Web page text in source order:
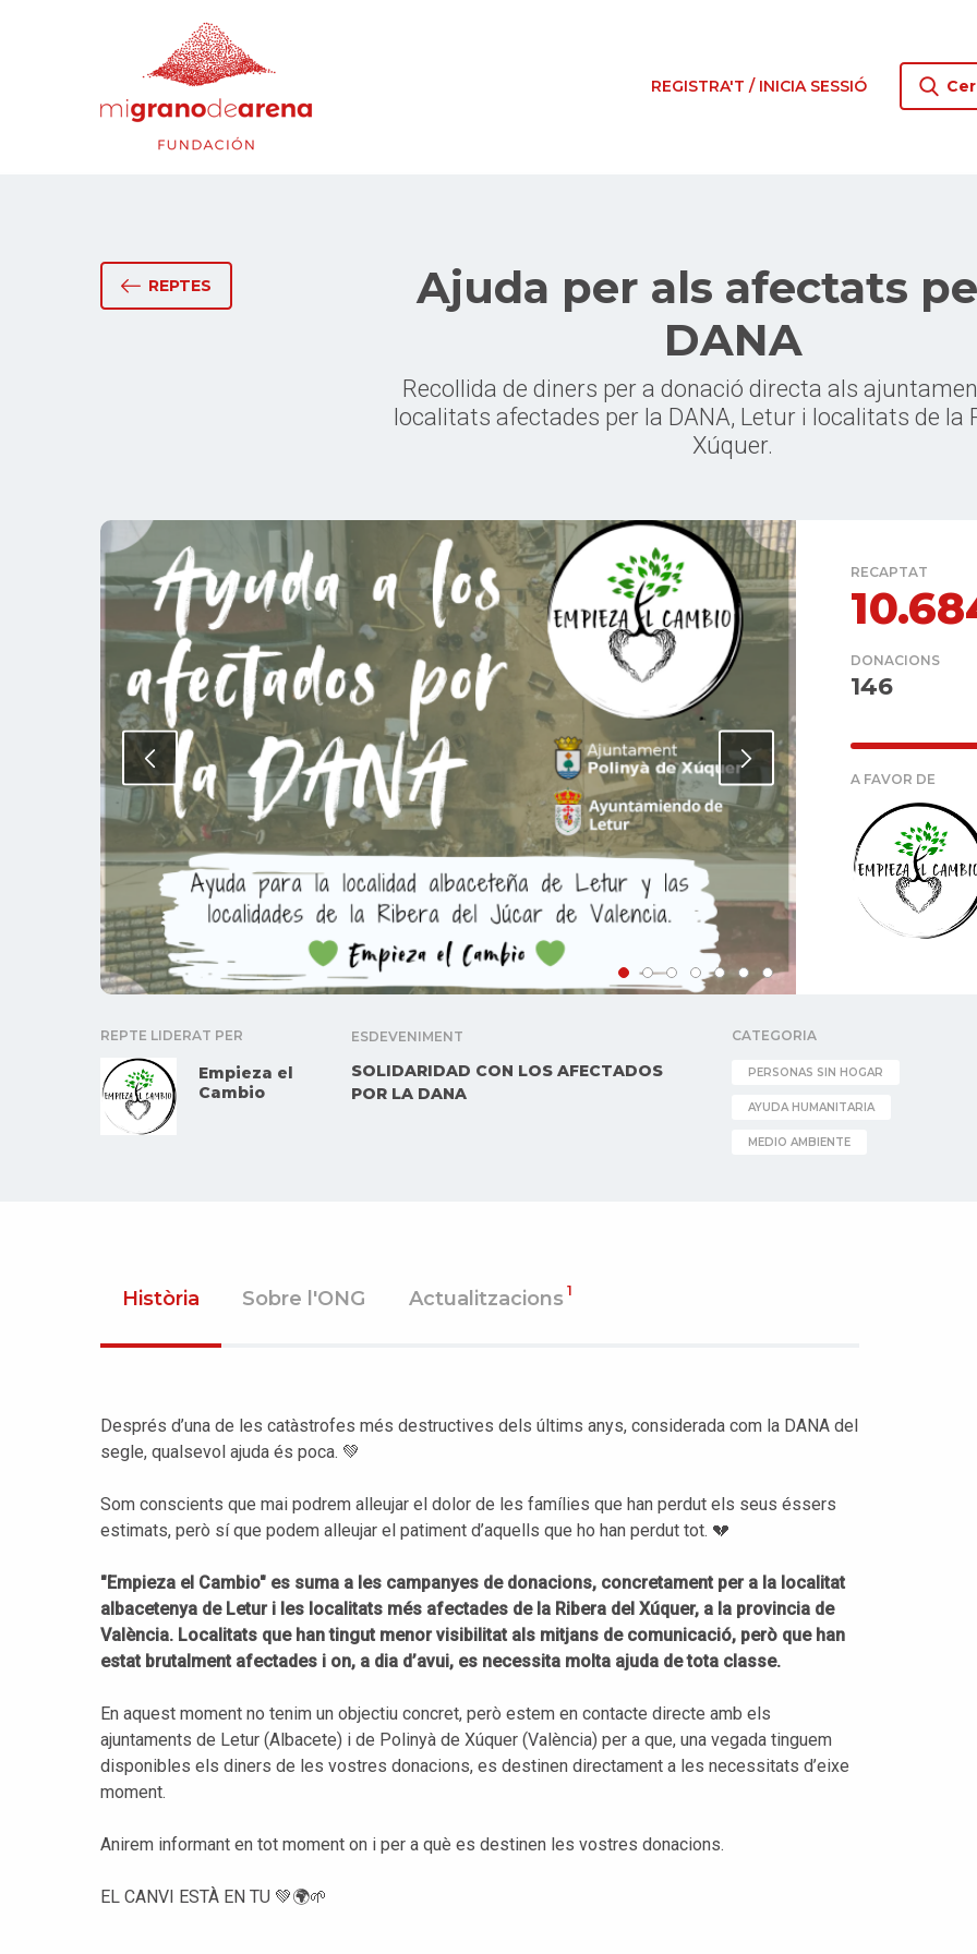
REGISTRA'T / INICIA SESSIÓ
REPTES
Ajuda per als afectats
DANA
Recollida de diners per a donació directa als
localitats afectades per la DANA, Letur i localitats de la
Xúquer.
RECAPTAT
DONACIONS
146
A FAVOR DE
REPTE LIDERAT PER
Empieza el
Cambio
ESDEVENIMENT
SOLIDARIDAD CON LOS AFECTADOS
POR LA DANA
CATEGORIA
PERSONAS SIN HOGAR
AYUDA HUMANITARIA
MEDIO AMBIENTE
Història Sobre l'ONG Actualitzacions 1
Després d’una de les catàstrofes més destructives dels últims anys, considerada com la DANA del
segle, qualsevol ajuda és poca. 💚
Som conscients que mai podrem alleujar el dolor de les famílies que han perdut els seus éssers
estimats, però sí que podem alleujar el patiment d’aquells que ho han perdut tot. 💔
"Empieza el Cambio" es suma a les campanyes de donacions, concretament per a la localitat
albacetenya de Letur i les localitats més afectades de la Ribera del Xúquer, a la provincia de
València. Localitats que han tingut menor visibilitat als mitjans de comunicació, però que han
estat brutalment afectades i on, a dia d’avui, es necessita molta ajuda de tota classe.
En aquest moment no tenim un objectiu concret, però estem en contacte directe amb els
ajuntaments de Letur (Albacete) i de Polinyà de Xúquer (València) per a que, una vegada tinguem
disponibles els diners de les vostres donacions, es destinen directament a les necessitats d’eixe
moment.
Anirem informant en tot moment on i per a què es destinen les vostres donacions.
EL CANVI ESTÀ EN TU 💚🌍🌱